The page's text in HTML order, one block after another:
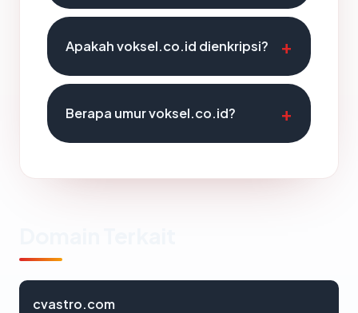
Apakah voksel.co.id dienkripsi?
Berapa umur voksel.co.id?
cvastro.com